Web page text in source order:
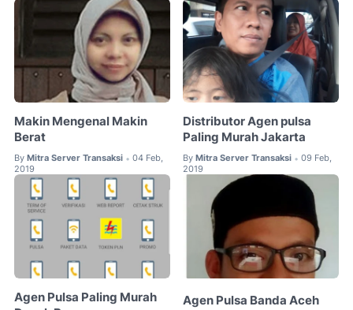
Makin Mengenal Makin
Berat
By Mitra Server Transaksi • 04 Feb,
2019
Distributor Agen pulsa
Paling Murah Jakarta
By Mitra Server Transaksi • 09 Feb,
2019
Agen Pulsa Paling Murah
Agen Pulsa Banda Aceh